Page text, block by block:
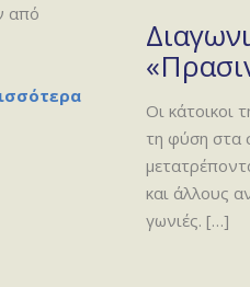
από
Οι κάτοικοι
τη φύση στα
και άλλους
γωνιές. […]